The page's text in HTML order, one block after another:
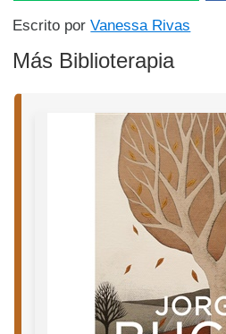
Escrito porVanessa Rivas
Más Biblioterapia